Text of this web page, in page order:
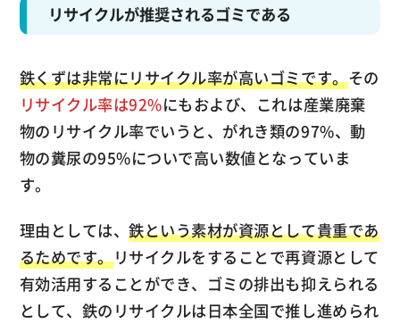
リサイクルが推奨されるゴミである
鉄くずは非常にリサイクル率が高いゴミです。その
リサイクル率は92%にもおよび、これは産業廃棄
物のリサイクル率でいうと、がれき類の97%、動
物の糞尿の95%についで高い数値となっていま
す。
理由としては、鉄という素材が資源として貴重であ
るためです。リサイクルをすることで再資源として
有効活用することができ、ゴミの排出も抑えられる
として、鉄のリサイクルは日本全国で推し進められ